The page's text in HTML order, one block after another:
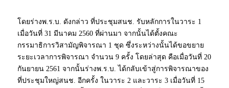
โดยร่างพ.ร.บ. ดังกล่าว ที่ประชุมสนช. รับหลักการในวาระ 1
เมื่อวันที่ 31 มีนาคม 2560 ที่ผ่านมา จากนั้นได้ตั้งคณะ
กรรมาธิการวิสามัญพิจารณา 1 ชุด ซึ่งระหว่างนั้นได้ขอขยาย
ระยะเวลาการพิจารณา จำนวน 9 ครั้ง โดยล่าสุด คือเมื่อวันที่ 20
กันยายน 2561 จากนั้นร่างพ.ร.บ. ได้กลับเข้าสู่การพิจารณาของ
ที่ประชุมใหญ่สนช. อีกครั้ง ในวาระ 2 และวาระ 3 เมื่อวันที่ 15